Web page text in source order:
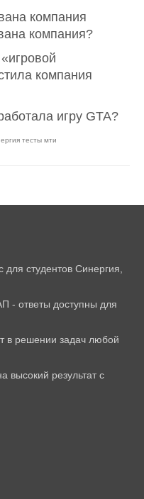
компания
компания?
компания
игру GTA?
тесты мти
студентов Синергия,
ответы доступны для
в решении задач любой
высокий результат с